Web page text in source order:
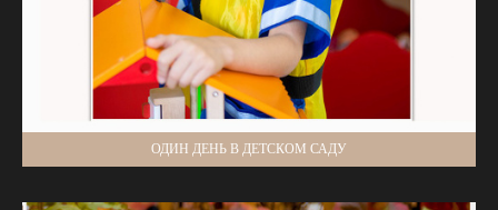
ОДИН ДЕНЬ В ДЕТСКОМ САДУ